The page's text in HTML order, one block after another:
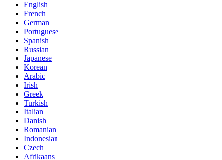
English
French
German
Portuguese
Spanish
Russian
Japanese
Korean
Arabic
Irish
Greek
Turkish
Italian
Danish
Romanian
Indonesian
Czech
Afrikaans